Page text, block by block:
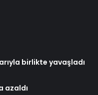
birlikte yavaşladı
azaldı